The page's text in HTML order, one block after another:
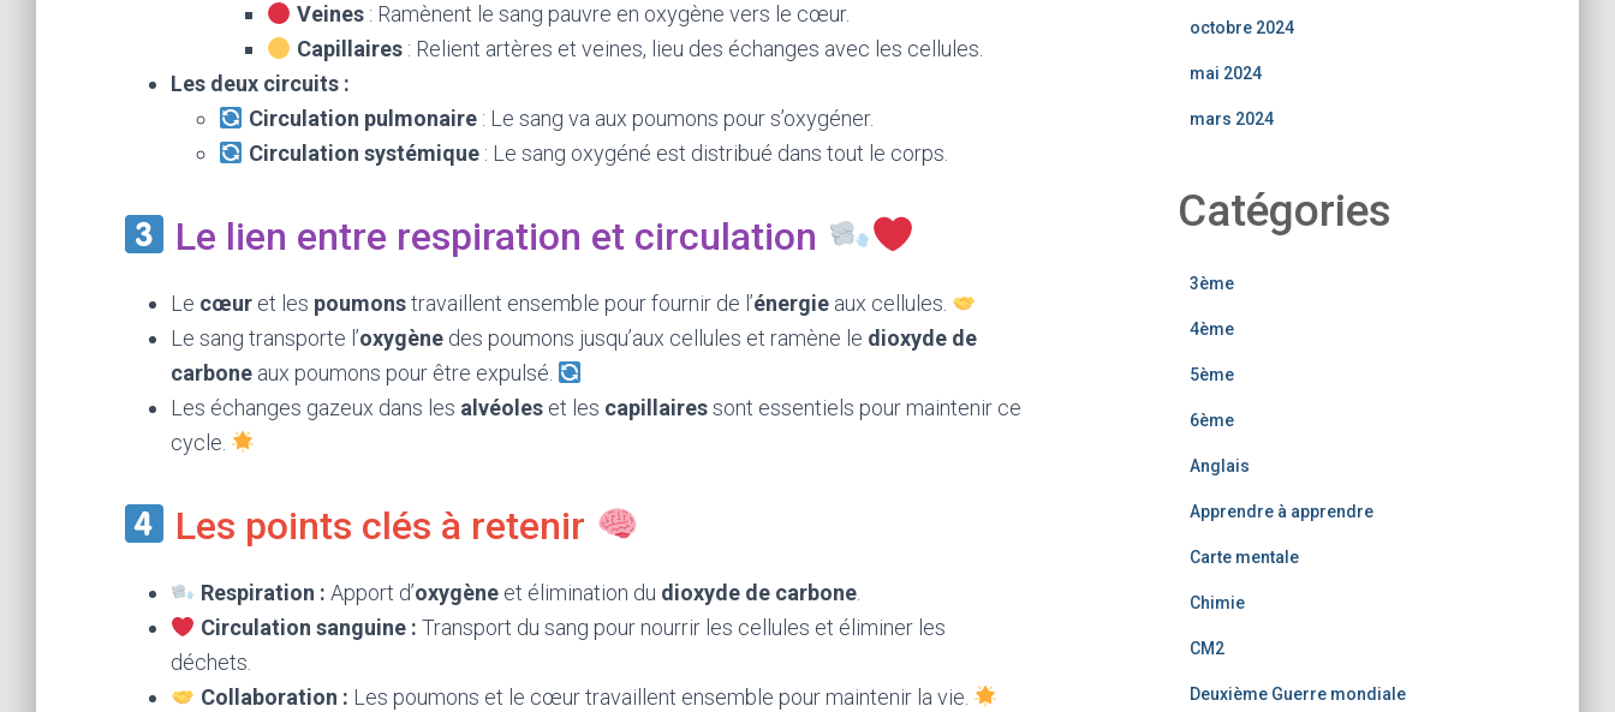
Veines: Ramènent le sang pauvre en oxygène vers le cœur.
Capillaires: Relient artères et veines, lieu des échanges avec les cellules.
Les deux circuits :
Circulation pulmonaire: Le sang va aux poumons pour s’oxygéner.
Circulation systémique: Le sang oxygéné est distribué dans tout le corps.
Le lien entre respiration et circulation
Le cœur et les poumonstravaillent ensemble pour fournir de l’énergie aux cellules.
Le sang transporte l’oxygène des poumons jusqu’aux cellules et ramène le dioxyde de
carbone aux poumons pour être expulsé.
Les échanges gazeux dans les alvéoles et les capillairessont essentiels pour maintenir ce
cycle.
Les points clés à retenir
Respiration : Apport d’oxygèneet élimination du dioxyde de carbone.
Circulation sanguine : Transport du sang pour nourrir les cellules et éliminer les
déchets.
Collaboration : Les poumons et le cœur travaillent ensemble pour maintenir la vie.
octobre 2024
mai 2024
mars 2024
Catégories
3ème
4ème
5ème
6ème
Anglais
Apprendre à apprendre
Carte mentale
Chimie
CM2
Deuxième Guerre mondiale